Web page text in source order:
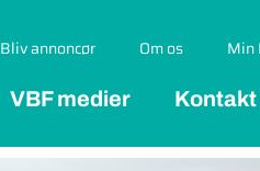
Bliv annoncør Om os Min
VBF medier Kontakt